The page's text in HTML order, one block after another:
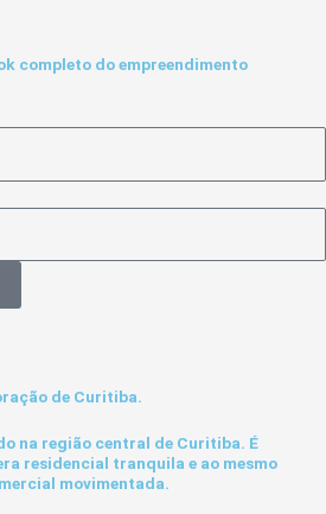
completo do empreendimento
de Curitiba.
na região central de Curitiba. É
residencial tranquila e ao mesmo
movimentada.